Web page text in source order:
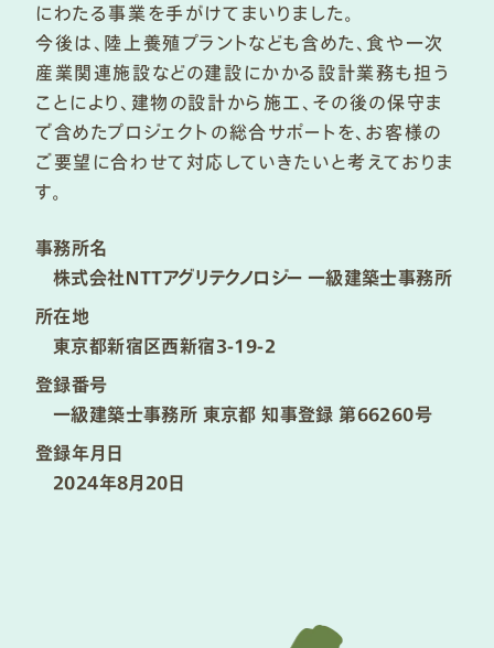
にわたる事業を手がけてまいりました。
今後は、陸上養殖プラントなども含めた、食や一次
産業関連施設などの建設にかかる設計業務も担う
ことにより、建物の設計から施工、その後の保守ま
で含めたプロジェクトの総合サポートを、お客様の
ご要望に合わせて対応していきたいと考えておりま
す。
事務所名
株式会社ＮＴＴアグリテクノロジー 一級建築士事務所
所在地
東京都新宿区西新宿3-19-2
登録番号
一級建築士事務所 東京都 知事登録 第66260号
登録年月日
2024年8月20日